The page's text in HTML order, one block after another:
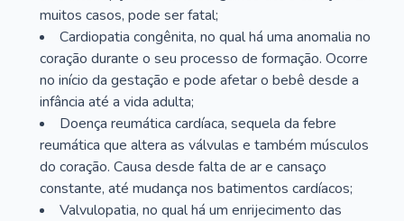
muitos casos, pode ser fatal;
Cardiopatia congênita, no qual há uma anomalia no
coração durante o seu processo de formação. Ocorre
no início da gestação e pode afetar o bebê desde a
infância até a vida adulta;
Doença reumática cardíaca, sequela da febre
reumática que altera as válvulas e também músculos
do coração. Causa desde falta de ar e cansaço
constante, até mudança nos batimentos cardíacos;
Valvulopatia, no qual há um enrijecimento das